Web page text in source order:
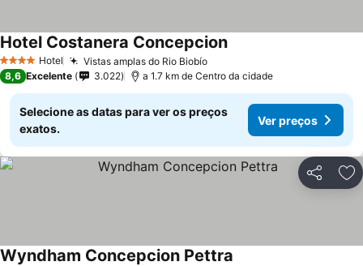
4 EstrelasHotel Vistas amplas do Rio BiobíoVer preços
Hotel Costanera ConcepcionVer preços
8,6 Excelente 3.022 a 1.7 km de Centro da cidade
Selecione as datas para ver os preços
exatos.
Ver preços
Partilhar
Wyndham Concepcion Pettra